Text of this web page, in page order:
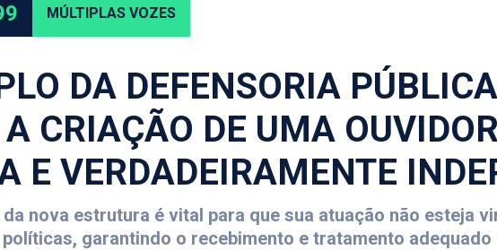
MÚLTIPLAS VOZES
DA DEFENSORIA
CRIAÇÃO DE UMA
E VERDADEIRAMENTE
nova estrutura é vital para que sua atuação não esteja
garantindo o recebimento e tratamento